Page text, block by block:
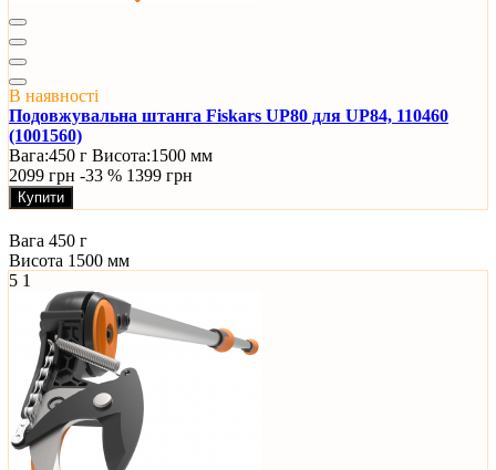
В наявності
Подовжувальна штанга Fiskars UP80 для UP84, 110460
(1001560)
Вага:450 г Висота:1500 мм
2099 грн -33 % 1399 грн
Купити
Вага 450 г
Висота 1500 мм
5 1